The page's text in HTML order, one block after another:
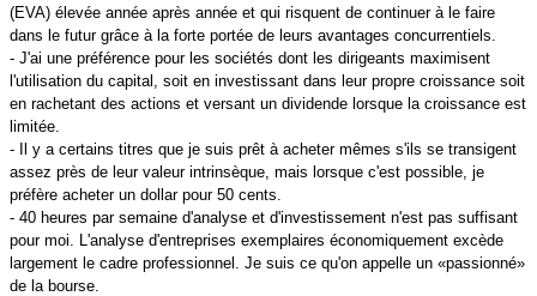
(EVA) élevée année après année et qui risquent de continuer à le faire
dans le futur grâce à la forte portée de leurs avantages concurrentiels.
- J'ai une préférence pour les sociétés dont les dirigeants maximisent
l'utilisation du capital, soit en investissant dans leur propre croissance soit
en rachetant des actions et versant un dividende lorsque la croissance est
limitée.
- Il y a certains titres que je suis prêt à acheter mêmes s'ils se transigent
assez près de leur valeur intrinsèque, mais lorsque c'est possible, je
préfère acheter un dollar pour 50 cents.
- 40 heures par semaine d'analyse et d'investissement n'est pas suffisant
pour moi. L'analyse d'entreprises exemplaires économiquement excède
largement le cadre professionnel. Je suis ce qu'on appelle un «passionné»
de la bourse.